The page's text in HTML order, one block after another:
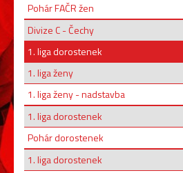
Pohár FAČR žen
Divize C - Čechy
1. liga dorostenek
1. liga ženy
1. liga ženy - nadstavba
1. liga dorostenek
Pohár dorostenek
1. liga dorostenek